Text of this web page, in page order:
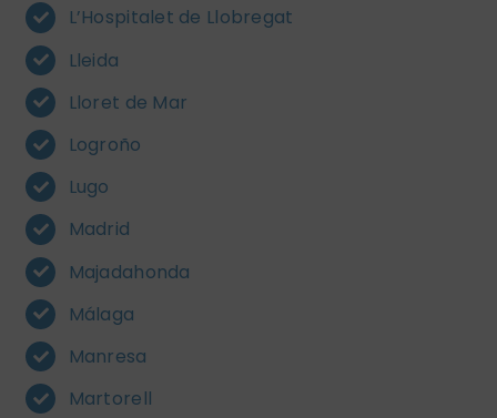
L’Hospitalet de Llobregat
Lleida
Lloret de Mar
Logroño
Lugo
Madrid
Majadahonda
Málaga
Manresa
Martorell